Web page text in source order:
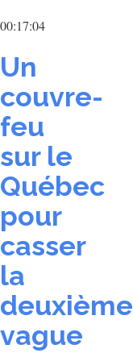
00:17:04
Un
couvre-
feu
sur le
Québec
pour
casser
la
deuxième
vague